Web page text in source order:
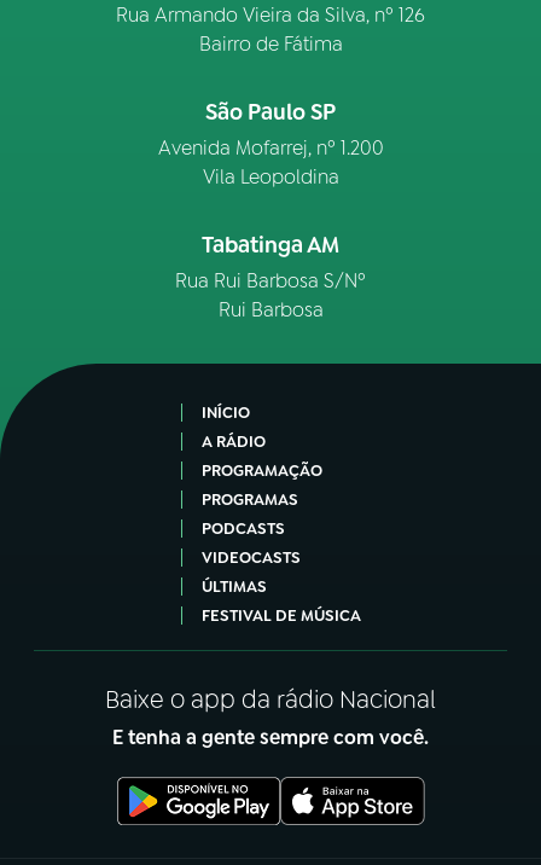
Rua Armando Vieira da Silva, nº 126
Bairro de Fátima
São Paulo SP
Avenida Mofarrej, nº 1.200
Vila Leopoldina
Tabatinga AM
Rua Rui Barbosa S/Nº
Rui Barbosa
INÍCIO
A RÁDIO
PROGRAMAÇÃO
PROGRAMAS
PODCASTS
VIDEOCASTS
ÚLTIMAS
FESTIVAL DE MÚSICA
Baixe o app da rádio Nacional
E tenha a gente sempre com você.